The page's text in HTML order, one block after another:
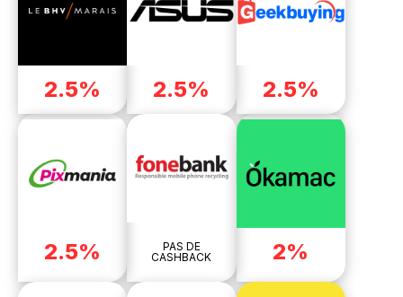
2.5% 2.5% 2.5%
2.5%
PAS DE
CASHBACK
2%